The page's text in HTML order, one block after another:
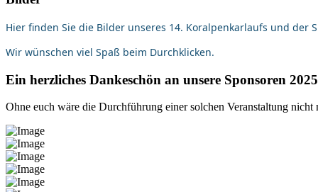
Hier finden Sie die Bilder unseres 14. Koralpenkarlaufs und der
Wir wünschen viel Spaß beim Durchklicken.
Ein herzliches Dankeschön an unsere Sponsoren 2025
Ohne euch wäre die Durchführung einer solchen Veranstaltung nicht